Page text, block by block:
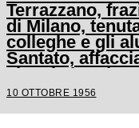
Terrazzano,
di Milano,
colleghe e gli
Santato,
alcuni alunni
10 OTTOBRE 1956